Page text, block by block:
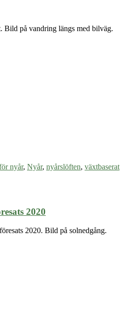
nyår, Nyår, nyårslöften, växtbaserat
2020